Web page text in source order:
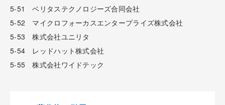
5-51 ベリタステクノロジーズ合同会社
5-52 マイクロフォーカスエンタープライズ株式会社
5-53 株式会社ユニリタ
5-54 レッドハット株式会社
5-55 株式会社ワイドテック